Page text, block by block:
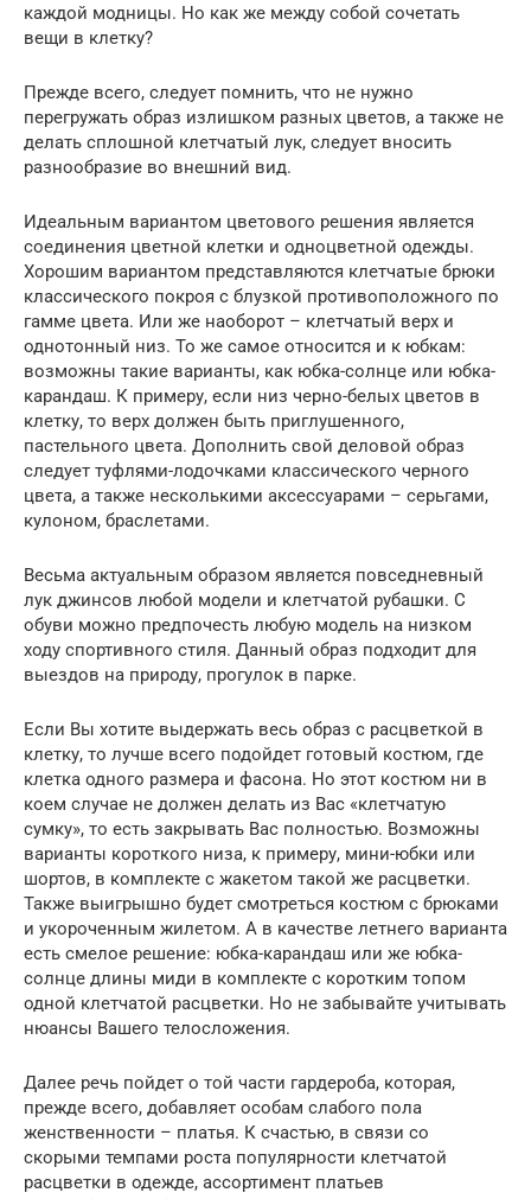
каждой модницы. Но как же между собой сочетать
вещи в клетку?
Прежде всего, следует помнить, что не нужно
перегружать образ излишком разных цветов, а также не
делать сплошной клетчатый лук, следует вносить
разнообразие во внешний вид.
Идеальным вариантом цветового решения является
соединения цветной клетки и одноцветной одежды.
Хорошим вариантом представляются клетчатые брюки
классического покроя с блузкой противоположного по
гамме цвета. Или же наоборот – клетчатый верх и
однотонный низ. То же самое относится и к юбкам:
возможны такие варианты, как юбка-солнце или юбка-
карандаш. К примеру, если низ черно-белых цветов в
клетку, то верх должен быть приглушенного,
пастельного цвета. Дополнить свой деловой образ
следует туфлями-лодочками классического черного
цвета, а также несколькими аксессуарами – серьгами,
кулоном, браслетами.
Весьма актуальным образом является повседневный
лук джинсов любой модели и клетчатой рубашки. С
обуви можно предпочесть любую модель на низком
ходу спортивного стиля. Данный образ подходит для
выездов на природу, прогулок в парке.
Если Вы хотите выдержать весь образ с расцветкой в
клетку, то лучше всего подойдет готовый костюм, где
клетка одного размера и фасона. Но этот костюм ни в
коем случае не должен делать из Вас «клетчатую
сумку», то есть закрывать Вас полностью. Возможны
варианты короткого низа, к примеру, мини-юбки или
шортов, в комплекте с жакетом такой же расцветки.
Также выигрышно будет смотреться костюм с брюками
и укороченным жилетом. А в качестве летнего варианта
есть смелое решение: юбка-карандаш или же юбка-
солнце длины миди в комплекте с коротким топом
одной клетчатой расцветки. Но не забывайте учитывать
нюансы Вашего телосложения.
Далее речь пойдет о той части гардероба, которая,
прежде всего, добавляет особам слабого пола
женственности – платья. К счастью, в связи со
скорыми темпами роста популярности клетчатой
расцветки в одежде, ассортимент платьев